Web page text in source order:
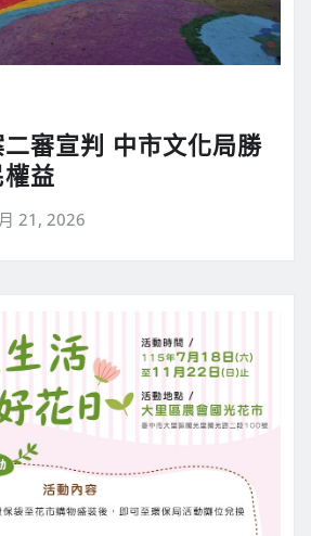
審宣判 中市文化局勝
益
21, 2026